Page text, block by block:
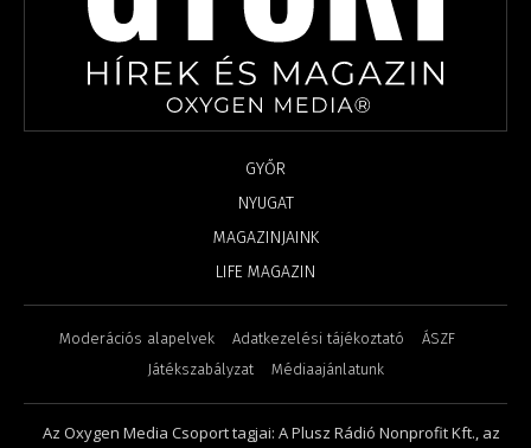
GYŐR
NYUGAT
MAGAZINJAINK
LIFE MAGAZIN
Moderációs alapelvek Adatkezelési tájékoztató
ÁSZF
Játékszabályzat
Médiaajánlatunk
Az Oxygen Media Csoport tagjai: A Plusz Rádió Nonprofit Kft., az